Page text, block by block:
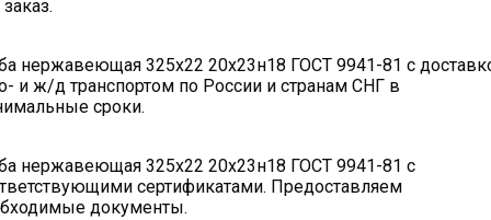
нержавеющая 325х22 20х23н18 ГОСТ 9941-81 с
и ж/д транспортом по России и странам СНГ в
сроки.
нержавеющая 325х22 20х23н18 ГОСТ 9941-81 с
сертификатами. Предоставляем
документы.